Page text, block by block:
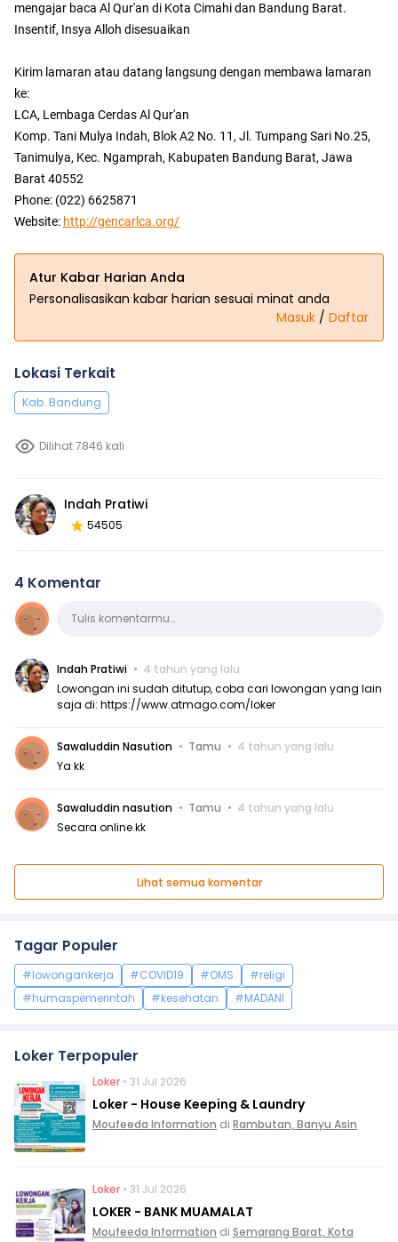
mengajar baca Al Qur'an di Kota Cimahi dan Bandung Barat.
Insentif, Insya Alloh disesuaikan
Kirim lamaran atau datang langsung dengan membawa lamaran
ke:
LCA, Lembaga Cerdas Al Qur'an
Komp. Tani Mulya Indah, Blok A2 No. 11, Jl. Tumpang Sari No.25,
Tanimulya, Kec. Ngamprah, Kabupaten Bandung Barat, Jawa
Barat 40552
Phone: (022) 6625871
Website: http://gencarlca.org/
Atur Kabar Harian Anda
Personalisasikan kabar harian sesuai minat anda
Masuk / Daftar
Lokasi Terkait
Kab. Bandung
Dilihat 7846 kali
Indah Pratiwi
54505
4 Komentar
KomentarTulis komentarmu…
Indah Pratiwi
4 tahun yang lalu
Lowongan ini sudah ditutup, coba cari lowongan yang lain
saja di: https://www.atmago.com/loker
Sawaluddin Nasution Tamu
4 tahun yang lalu
Ya kk
Sawaluddin nasution Tamu
4 tahun yang lalu
Secara online kk
Lihat semua komentar
Tagar Populer
#lowongankerja #COVID19 #OMS
#religi
#humaspemerintah
#kesehatan #MADANI
Loker Terpopuler
Loker • 31 Jul 2026
Loker - House Keeping & Laundry
Moufeeda Information di Rambutan, Banyu Asin
Loker • 31 Jul 2026
LOKER - BANK MUAMALAT
Moufeeda Information di Semarang Barat, Kota